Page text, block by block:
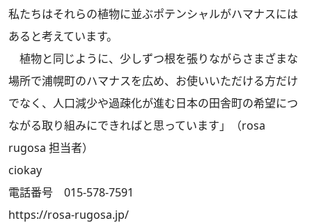
私たちはそれらの植物に並ぶポテンシャルがハマナスには
あると考えています。
植物と同じように、少しずつ根を張りながらさまざまな
場所で浦幌町のハマナスを広め、お使いいただける方だけ
でなく、人口減少や過疎化が進む日本の田舎町の希望につ
ながる取り組みにできればと思っています」（rosa
rugosa 担当者）
ciokay
電話番号 015-578-7591
https://rosa-rugosa.jp/